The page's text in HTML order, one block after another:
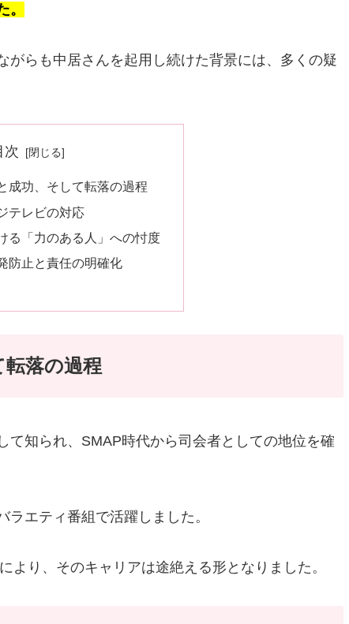
。
がらも中居さんを起用し続けた背景には、多くの疑
次
成功、そして転落の過程
テレビの対応
る「力のある人」への忖度
防止と責任の明確化
落の過程
て知られ、SMAP時代から司会者としての地位を確
エティ番組で活躍しました。
より、そのキャリアは途絶える形となりました。